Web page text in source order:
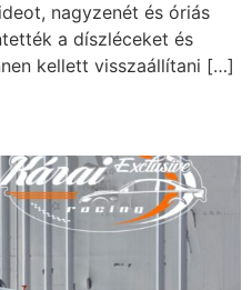
nagyzenét és óriás
a díszléceket és
kellett visszaállítani […]